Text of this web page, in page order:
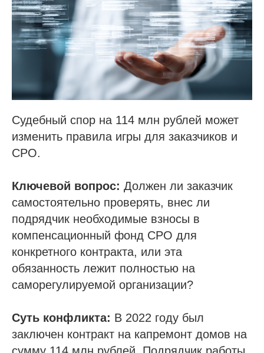
Судебный спор на 114 млн рублей может
изменить правила игры для заказчиков и
СРО.
Ключевой вопрос: Должен ли заказчик
самостоятельно проверять, внес ли
подрядчик необходимые взносы в
компенсационный фонд СРО для
конкретного контракта, или эта
обязанность лежит полностью на
саморегулируемой организации?
Суть конфликта: В 2022 году был
заключен контракт на капремонт домов на